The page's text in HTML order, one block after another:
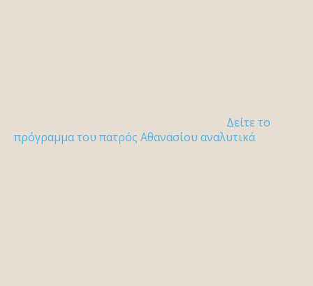
Δείτε το
πρόγραμμα του πατρός Αθανασίου αναλυτικά